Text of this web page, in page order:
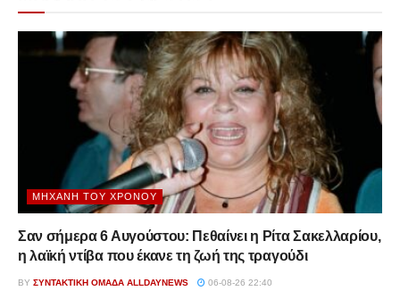
ΜΗΧΑΝΉ ΤΟΥ ΧΡΌΝΟΥ
Σαν σήμερα 6 Αυγούστου: Πεθαίνει η Ρίτα Σακελλαρίου,
η λαϊκή ντίβα που έκανε τη ζωή της τραγούδι
BY ΣΥΝΤΑΚΤΙΚΉ ΟΜΆΔΑ ALLDAYNEWS 06-08-26 22:40